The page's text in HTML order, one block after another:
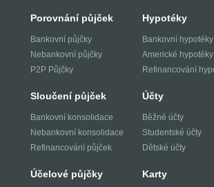
Porovnání půjček
Bankovní půjčky
Nebankovní půjčky
P2P Půjčky
Sloučení půjček
Bankovní konsolidace
Nebankovní konsolidace
Refinancování půjček
Účelové půjčky
Hypotéky
Bankovní hypotéky
Americké hypotéky
Refinancování
Účty
Běžné účty
Studentské účty
Dětské účty
Karty